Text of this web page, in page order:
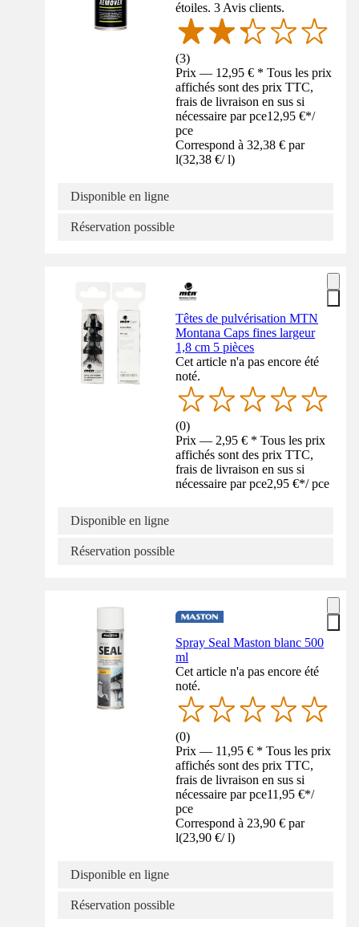
étoiles. 3 Avis clients.
(3)
Prix — 12,95 € * Tous les prix
affichés sont des prix TTC,
frais de livraison en sus si
nécessaire par pce12,95 €*/
pce
Correspond à 32,38 € par
l(32,38 €/ l)
Disponible en ligne
Réservation possible
Têtes de pulvérisation MTN
Montana Caps fines largeur
1,8 cm 5 pièces
Cet article n'a pas encore été
noté.
(0)
Prix — 2,95 € * Tous les prix
affichés sont des prix TTC,
frais de livraison en sus si
nécessaire par pce2,95 €*/ pce
Disponible en ligne
Réservation possible
Spray Seal Maston blanc 500
ml
Cet article n'a pas encore été
noté.
(0)
Prix — 11,95 € * Tous les prix
affichés sont des prix TTC,
frais de livraison en sus si
nécessaire par pce11,95 €*/
pce
Correspond à 23,90 € par
l(23,90 €/ l)
Disponible en ligne
Réservation possible